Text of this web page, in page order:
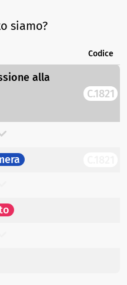
siamo?
Codice
alla
C.1821